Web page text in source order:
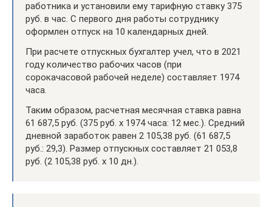
работника и установили ему тарифную ставку 375
руб. в час. С первого дня работы сотруднику
оформлен отпуск на 10 календарных дней.
При расчете отпускных бухгалтер учел, что в 2021
году количество рабочих часов (при
сорокачасовой рабочей неделе) составляет 1974
часа.
Таким образом, расчетная месячная ставка равна
61 687,5 руб. (375 руб. х 1974 часа: 12 мес.). Средний
дневной заработок равен 2 105,38 руб. (61 687,5
руб.: 29,3). Размер отпускных составляет 21 053,8
руб. (2 105,38 руб. х 10 дн.).